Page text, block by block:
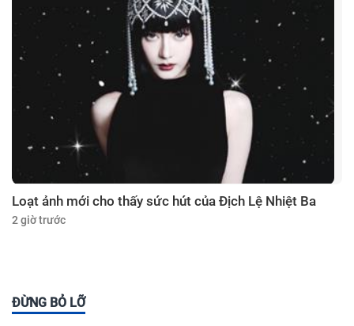
Loạt ảnh mới cho thấy sức hút của Địch Lệ Nhiệt Ba
2 giờ trước
ĐỪNG BỎ LỠ